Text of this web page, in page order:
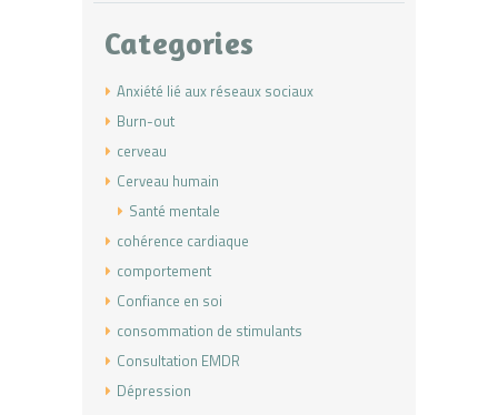
Categories
Anxiété lié aux réseaux sociaux
Burn-out
cerveau
Cerveau humain
Santé mentale
cohérence cardiaque
comportement
Confiance en soi
consommation de stimulants
Consultation EMDR
Dépression